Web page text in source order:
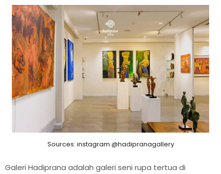
Sources: instagram @hadipranagallery
Galeri Hadiprana adalah galeri seni rupa tertua di